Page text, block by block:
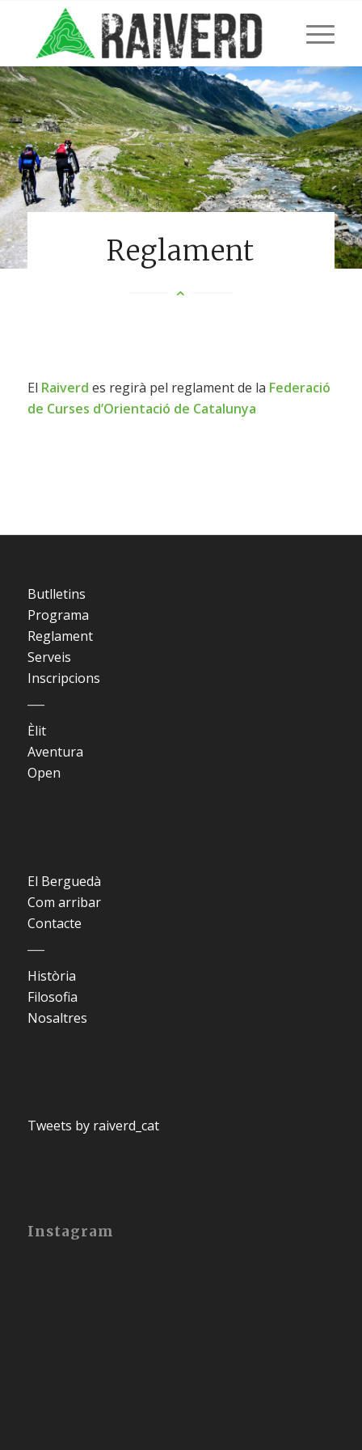
Reglament
El Raiverd es regirà pel reglament de la Federació
de Curses d’Orientació de Catalunya
Butlletins
Programa
Reglament
Serveis
Inscripcions
Èlit
Aventura
Open
El Berguedà
Com arribar
Contacte
Història
Filosofia
Nosaltres
Tweets by raiverd_cat
Instagram